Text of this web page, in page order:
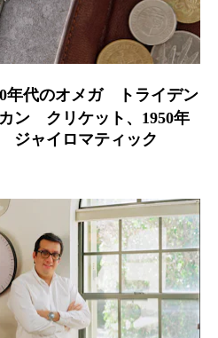
年代のオメガ トライデン
カン クリケット、1950年
ジャイロマティック